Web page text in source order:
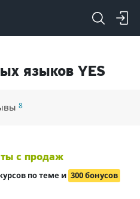
языков YES
8
с продаж
по теме и 300 бонусов